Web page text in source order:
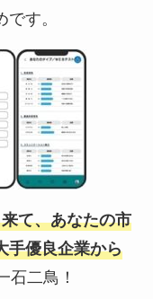
す。
て、あなたの市
手優良企業から
石二鳥！